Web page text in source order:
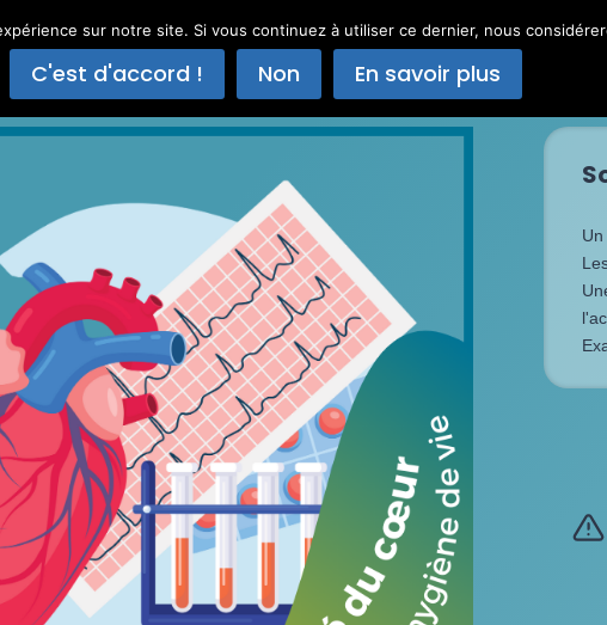
Accueil Offres À propos
sur notre site. Si vous continuez à utiliser ce dernier, nous
C'est d'accord ! Non En savoir plus